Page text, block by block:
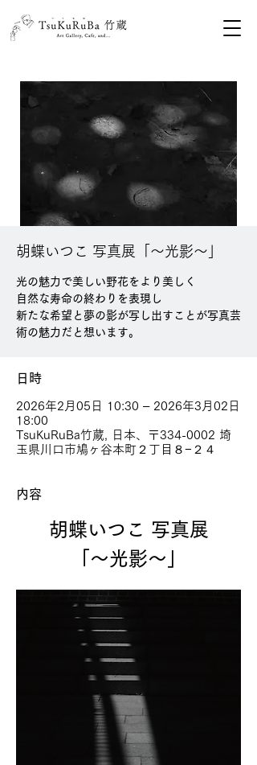
胡蝶いつこ 写真展「〜光影〜」
光の魅力で美しい野花をより美しく
自然な寿命の終わりを表現し
新たな希望と夢の影が写し出すことが写真芸
術の魅力だと想います。
日時
2026年2月05日 10:30 – 2026年3月02日
18:00
TsuKuRuBa竹蔵, 日本、〒334-0002 埼
玉県川口市鳩ヶ谷本町２丁目８−２４
内容
胡蝶いつこ 写真展
「〜光影〜」